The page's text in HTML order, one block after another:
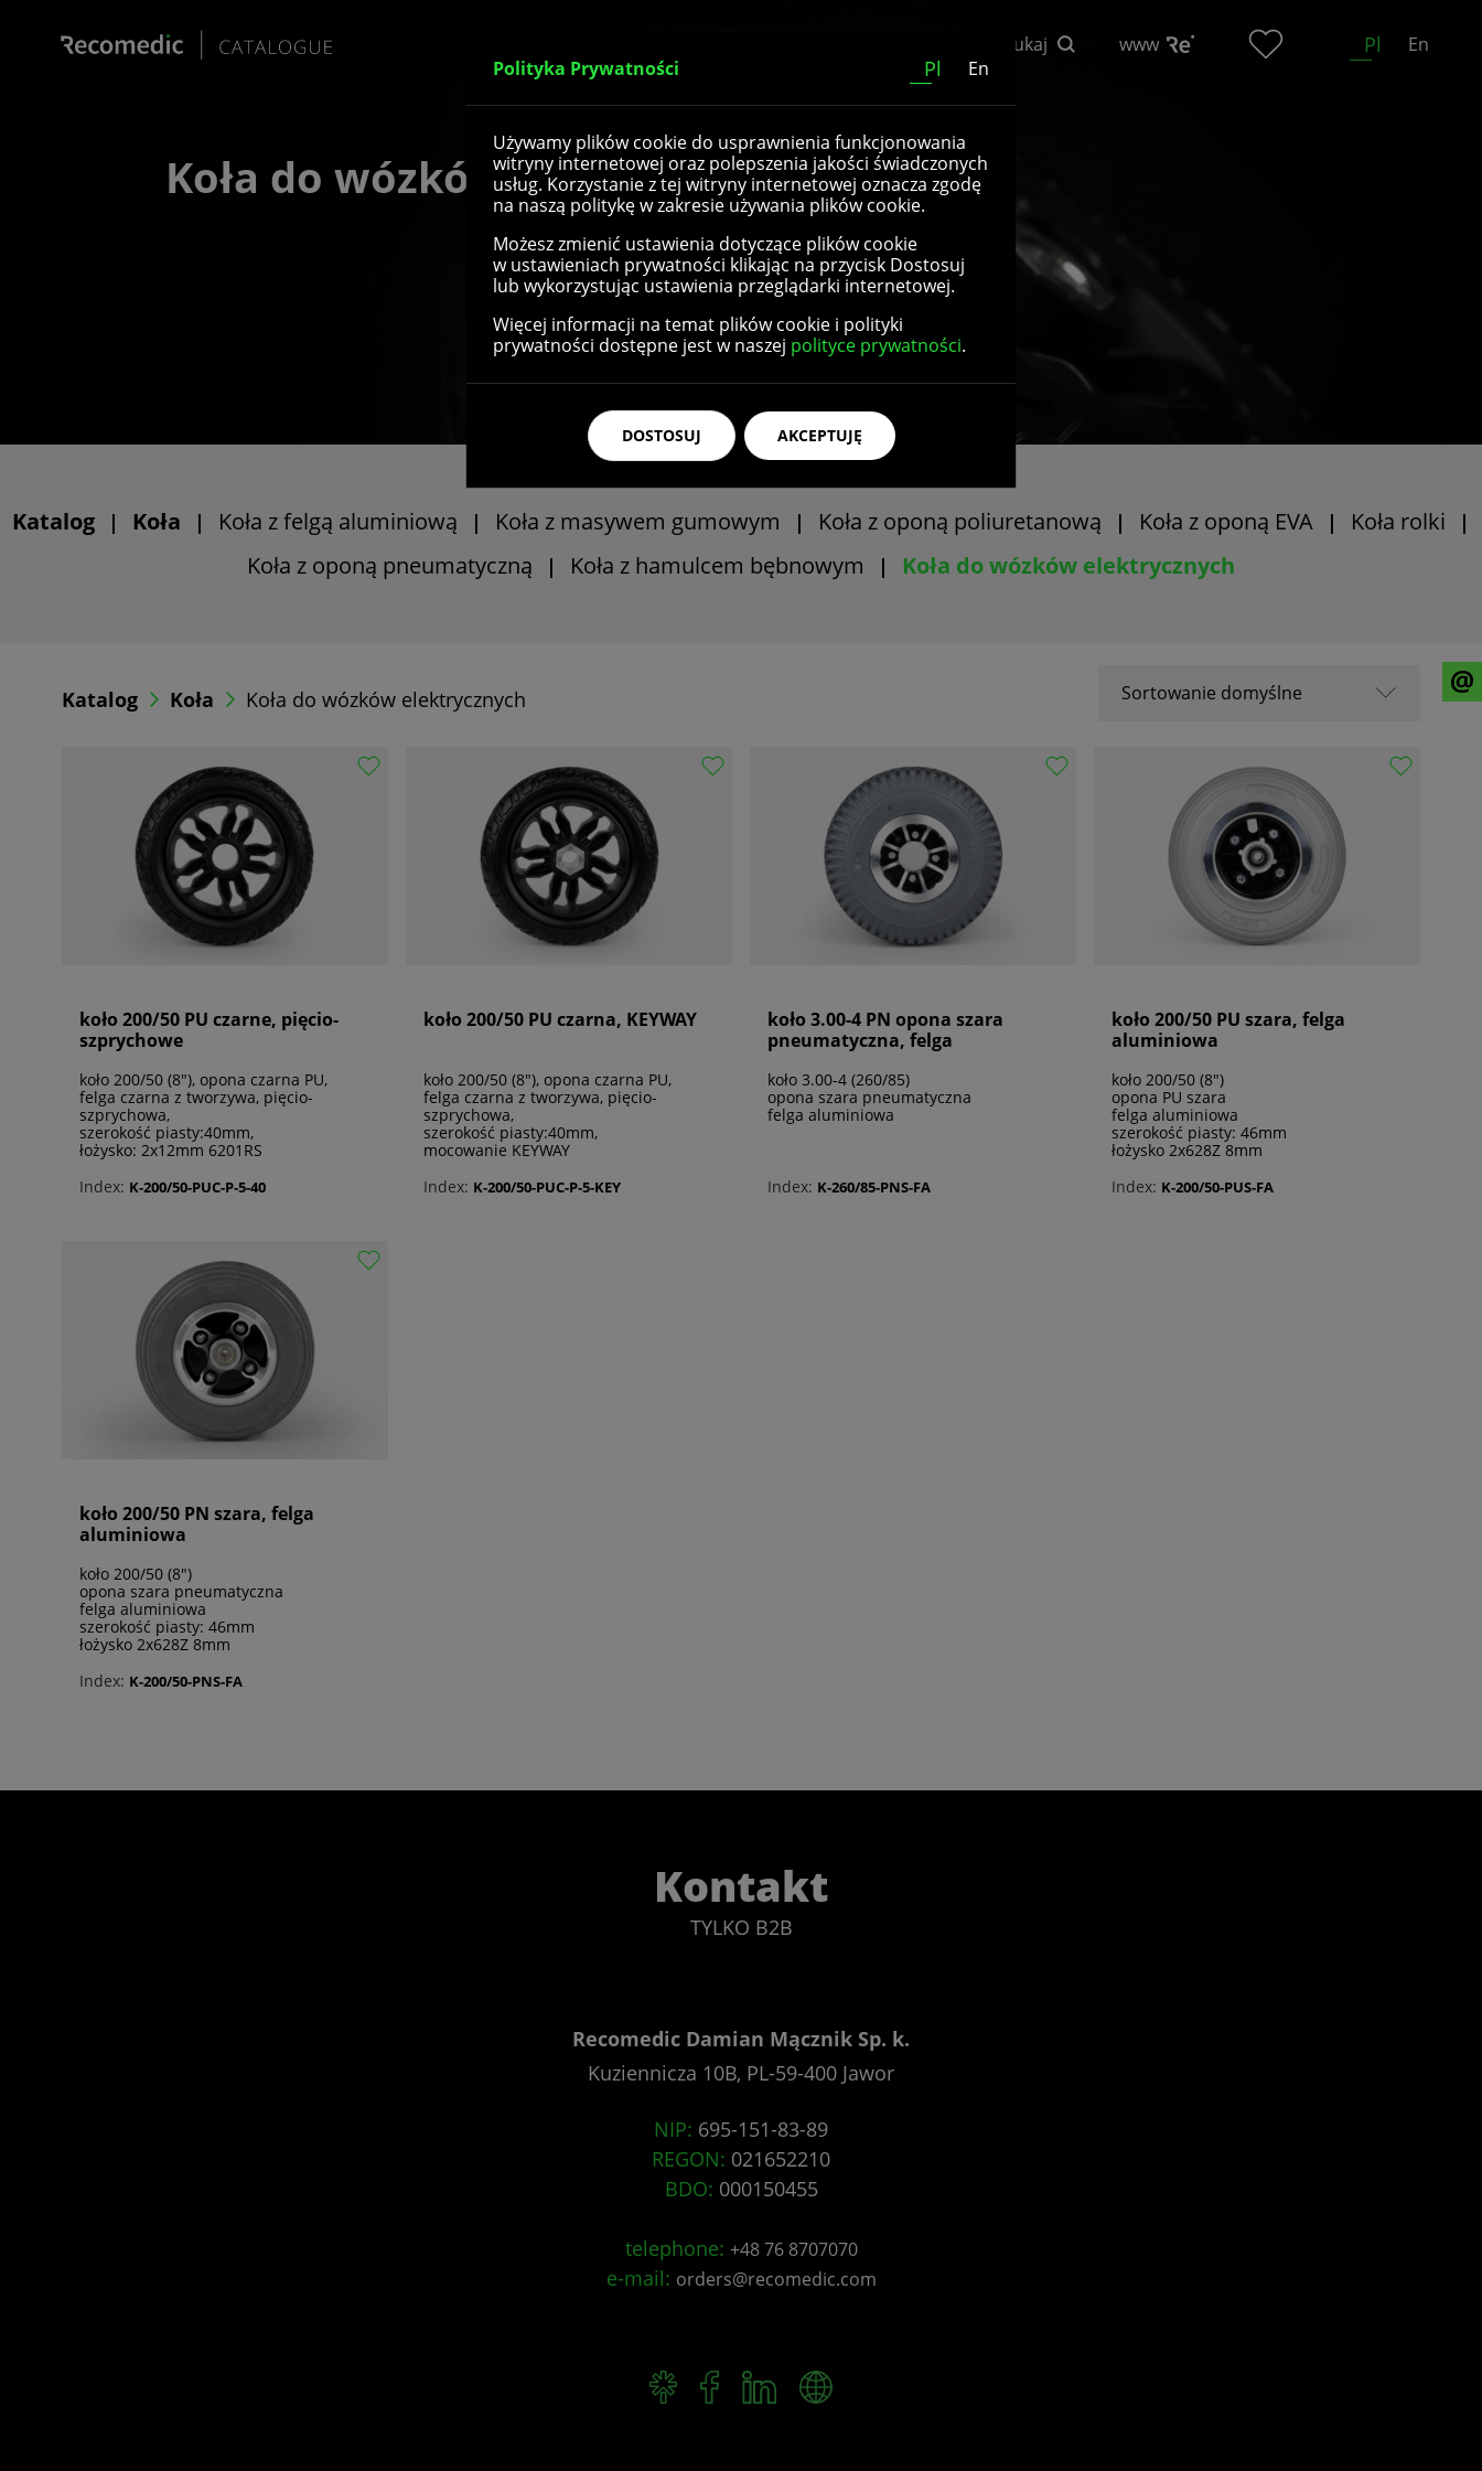
Szukaj www Pl En
Koła do wózków elektrycznych
Katalog | Koła | Koła z felgą aluminiową | Koła z masywem gumowym | Koła z oponą poliuretanową | Koła z oponą EVA | Koła rolki |
Koła z oponą pneumatyczną | Koła z hamulcem bębnowym | Koła do wózków elektrycznych
Katalog Koła Koła do wózków elektrycznych Sortowanie domyślne
Nazwa A-Z
Nazwa Z-A
Od popularnych
Od najnowszych
Od najstarszych
koło 200/50 PU czarne, pięcio-
szprychowe
koło 200/50 (8"), opona czarna PU,
felga czarna z tworzywa, pięcio-
szprychowa,
szerokość piasty:40mm,
łożysko: 2x12mm 6201RS
Index: K-200/50-PUC-P-5-40
koło 200/50 PU czarna, KEYWAY
koło 200/50 (8"), opona czarna PU,
felga czarna z tworzywa, pięcio-
szprychowa,
szerokość piasty:40mm,
mocowanie KEYWAY
Index: K-200/50-PUC-P-5-KEY
koło 3.00-4 PN opona szara
pneumatyczna, felga
koło 3.00-4 (260/85)
opona szara pneumatyczna
felga aluminiowa
Index: K-260/85-PNS-FA
koło 200/50 PU szara, felga
aluminiowa
koło 200/50 (8")
opona PU szara
felga aluminiowa
szerokość piasty: 46mm
łożysko 2x628Z 8mm
Index: K-200/50-PUS-FA
koło 200/50 PN szara, felga
aluminiowa
koło 200/50 (8")
opona szara pneumatyczna
felga aluminiowa
szerokość piasty: 46mm
łożysko 2x628Z 8mm
Index: K-200/50-PNS-FA
Kontakt
TYLKO B2B
Recomedic Damian Mącznik Sp. k.
Kuziennicza 10B, PL-59-400 Jawor
NIP: 695-151-83-89
REGON: 021652210
BDO: 000150455
telephone: +48 76 8707070
e-mail: orders@recomedic.com
Polityka Prywatności Pl En
Używamy plików cookie do usprawnienia funkcjonowania
witryny internetowej oraz polepszenia jakości świadczonych
usług. Korzystanie z tej witryny internetowej oznacza zgodę
na naszą politykę w zakresie używania plików cookie.
Możesz zmienić ustawienia dotyczące plików cookie
w ustawieniach prywatności klikając na przycisk Dostosuj
lub wykorzystując ustawienia przeglądarki internetowej.
Więcej informacji na temat plików cookie i polityki
prywatności dostępne jest w naszej polityce prywatności.
DOSTOSUJ AKCEPTUJĘ